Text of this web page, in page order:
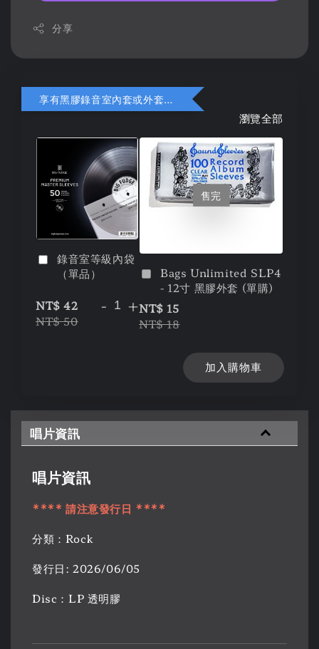
分享
享有黑膠錄音室內套或外套折扣
瀏覽全部
錄音室等級內袋
（單品）
NT$ 42
NT$ 50
- +
售完
Bags Unlimited SLP4
- 12寸 黑膠外套 (單購)
NT$ 15
NT$ 18
加入購物車
唱片資訊
唱片資訊
**** 請注意發行日 ****
分類：Rock
發行日: 2026/06/05
Disc：LP 透明膠